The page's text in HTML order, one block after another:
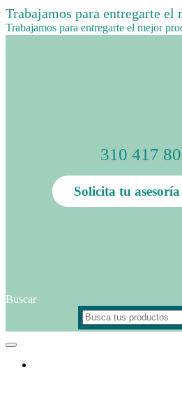
Trabajamos para entregarte el
Trabajamos para entregarte el mejor
310 417
Solicita tu
Buscar